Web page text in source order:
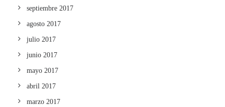
septiembre 2017
agosto 2017
julio 2017
junio 2017
mayo 2017
abril 2017
marzo 2017